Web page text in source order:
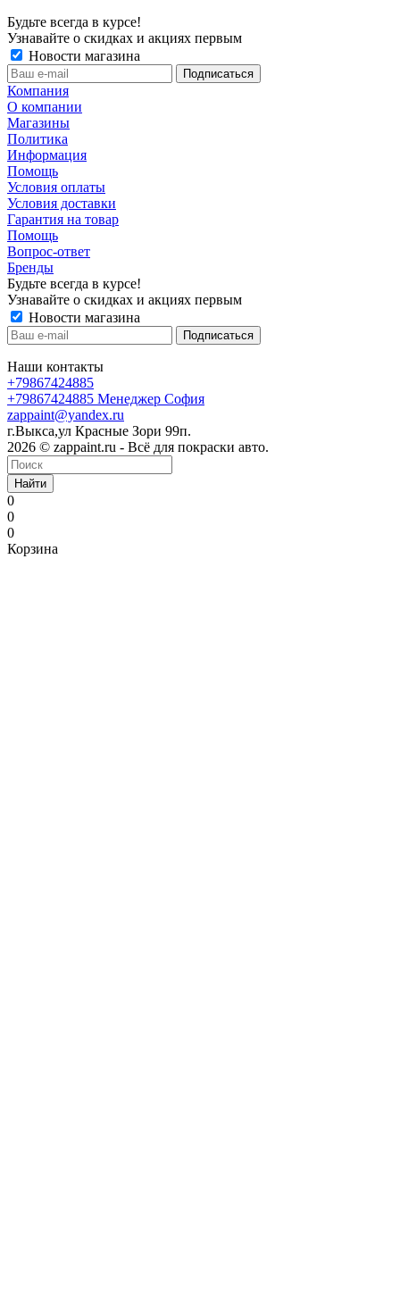
Будьте всегда в курсе!
Узнавайте о скидках и акциях первым
Новости магазина
Компания
О компании
Магазины
Политика
Информация
Помощь
Условия оплаты
Условия доставки
Гарантия на товар
Помощь
Вопрос-ответ
Бренды
Будьте всегда в курсе!
Узнавайте о скидках и акциях первым
Новости магазина
Наши контакты
+79867424885
+79867424885 Менеджер София
zappaint@yandex.ru
г.Выкса,ул Красные Зори 99п.
2026 © zappaint.ru - Всё для покраски авто.
Найти
0
0
0
Корзина